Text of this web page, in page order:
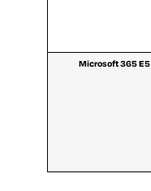
Microsoft 365 E5